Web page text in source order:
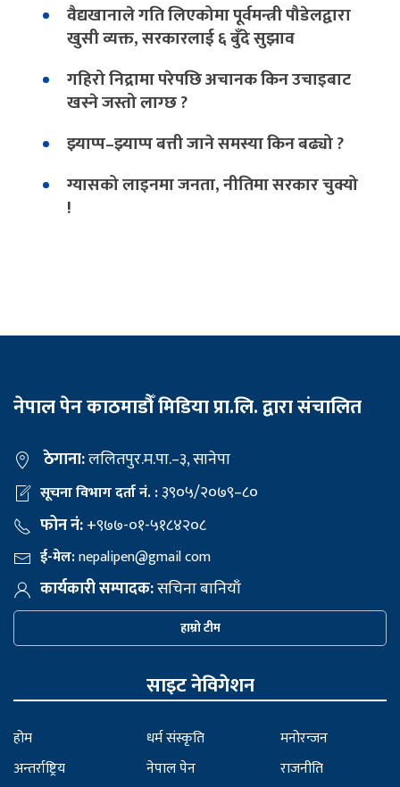
वैद्यखानाले गति लिएकोमा पूर्वमन्त्री पौडेलद्वारा
खुसी व्यक्त, सरकारलाई ६ बुँदे सुझाव
गहिरो निद्रामा परेपछि अचानक किन उचाइबाट
खस्ने जस्तो लाग्छ ?
झ्याप्प–झ्याप्प बत्ती जाने समस्या किन बढ्यो ?
ग्यासको लाइनमा जनता, नीतिमा सरकार चुक्यो
!
नेपाल पेन काठमाडौँ मिडिया प्रा.लि. द्वारा संचालित
ठेगाना:ललितपुर.म.पा.–३, सानेपा
सूचना विभाग दर्ता नं. :३९०५/२०७९–८०
फोन नं:+९७७-०१-५१८४२०८
ई-मेल:nepalipen@gmail com
कार्यकारी सम्पादक:सचिना बानियाँ
हाम्रो टीम
साइट नेविगेशन
होम
अन्तर्राष्ट्रिय
धर्म संस्कृति
नेपाल पेन
मनोरन्जन
राजनीति